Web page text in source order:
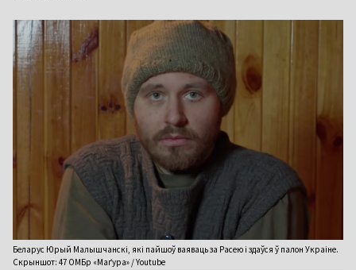
Беларус Юрый Малышчанскі, які пайшоў ваяваць за Расею і здаўся ў палон Украіне.
Скрыншот: 47 ОМБр «Маґура» / Youtube